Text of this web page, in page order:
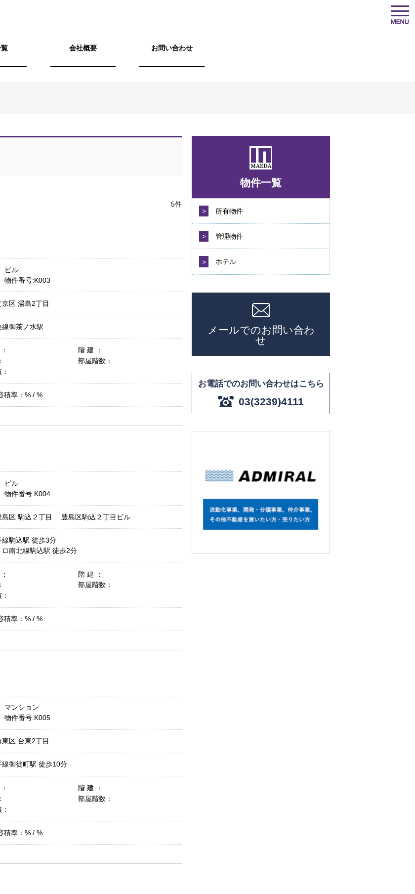
会社概要 お問い合わせ
5件
ビル
物件番号:K003
京区 湯島2丁目
線御茶ノ水駅
階 建 ：
部屋階数：
積率：% / %
ビル
物件番号:K004
島区 駒込２丁目 豊島区駒込２丁目ビル
線駒込駅 徒歩3分
ロ南北線駒込駅 徒歩2分
階 建 ：
部屋階数：
積率：% / %
マンション
物件番号:K005
東区 台東2丁目
線御徒町駅 徒歩10分
階 建 ：
部屋階数：
積率：% / %
物件一覧
> 所有物件
> 管理物件
> ホテル
メールでのお問い合わ
せ
お電話でのお問い合わせはこちら
03(3239)4111